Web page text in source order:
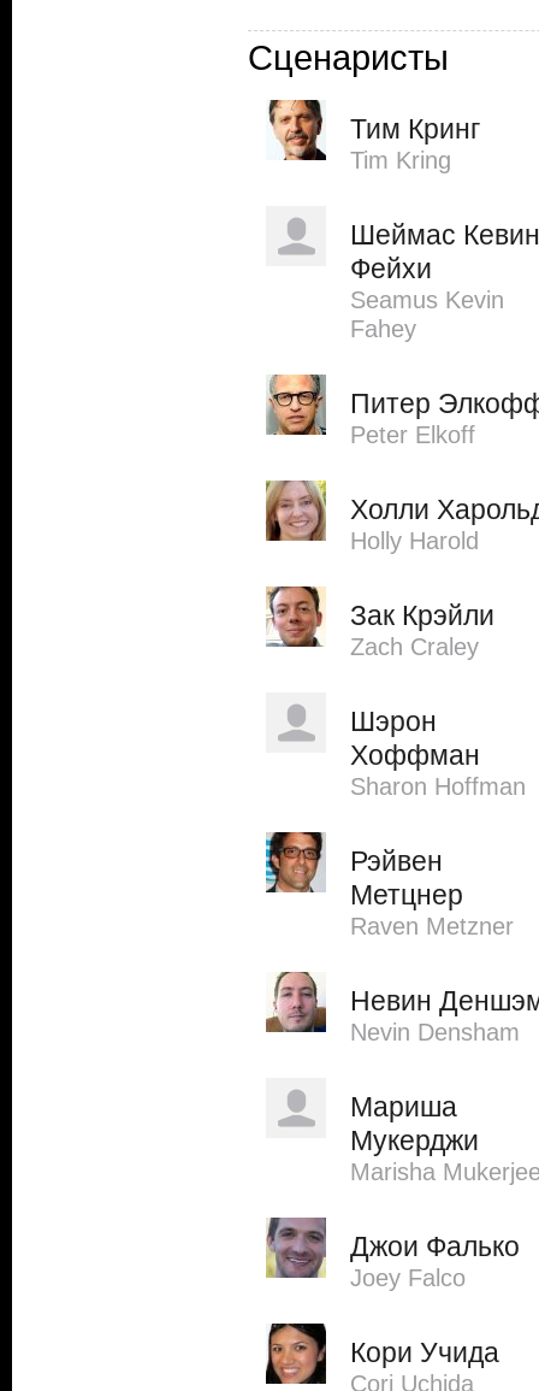
Сценаристы
Тим Кринг
Tim Kring
Шеймас Кевин
Фейхи
Seamus Kevin
Fahey
Питер
Peter Elkoff
Холли
Holly Harold
Зак Крэйли
Zach Craley
Шэрон
Хоффман
Sharon Hoffman
Рэйвен
Метцнер
Raven Metzner
Невин
Nevin Densham
Мариша
Мукерджи
Marisha
Джои Фалько
Joey Falco
Кори Учида
Cori Uchida